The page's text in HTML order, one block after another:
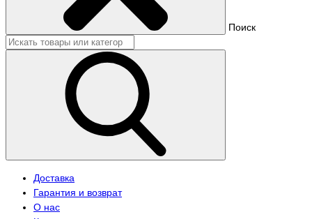
Поиск
Доставка
Гарантия и возврат
О нас